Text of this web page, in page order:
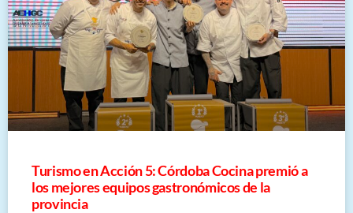
Turismo en Acción 5: Córdoba Cocina premió a
los mejores equipos gastronómicos de la
provincia